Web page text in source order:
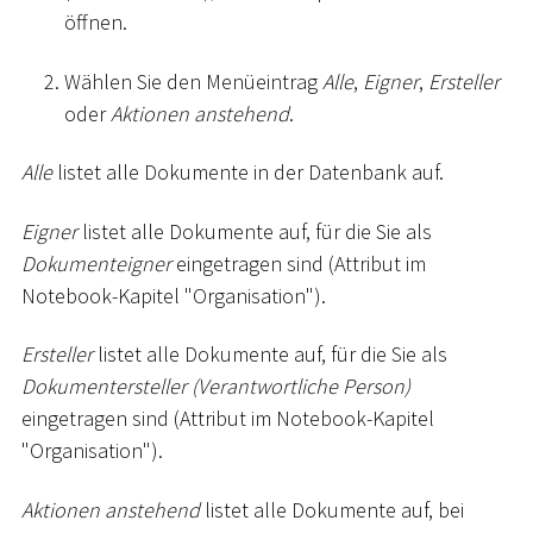
öffnen.
Wählen Sie den MenüeintragAlle, Eigner, Ersteller
oderAktionen anstehend.
Allelistet alle Dokumente in der Datenbank auf.
Eignerlistet alle Dokumente auf, für die Sie als
Dokumenteignereingetragen sind (Attribut im
Notebook-Kapitel "Organisation").
Erstellerlistet alle Dokumente auf, für die Sie als
Dokumentersteller (Verantwortliche Person)
eingetragen sind (Attribut im Notebook-Kapitel
"Organisation").
Aktionen anstehendlistet alle Dokumente auf, bei